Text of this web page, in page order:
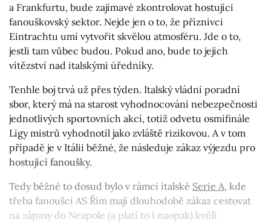
a Frankfurtu, bude zajímavé zkontrolovat hostující
fanouškovský sektor. Nejde jen o to, že příznivci
Eintrachtu umí vytvořit skvělou atmosféru. Jde o to,
jestli tam vůbec budou. Pokud ano, bude to jejich
vítězství nad italskými úředníky.
Tenhle boj trvá už přes týden. Italský vládní poradní
sbor, který má na starost vyhodnocování nebezpečnosti
jednotlivých sportovních akcí, totiž odvetu osmifinále
Ligy mistrů vyhodnotil jako zvláště rizikovou. A v tom
případě je v Itálii běžné, že následuje zákaz výjezdu pro
hostující fanoušky.
Tedy běžné to dosud bylo v rámci italské Serie A, kde
třeba fanoušci AS Řím mají dlouhodobě zákaz cestovat
na zápasy do Neapole (a platí to i naopak) kvůli